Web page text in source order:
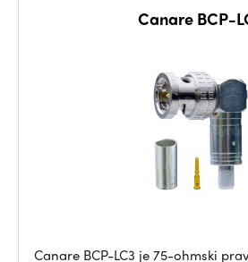
Canare BCP-
Canare BCP-LC3 je 75-ohmski